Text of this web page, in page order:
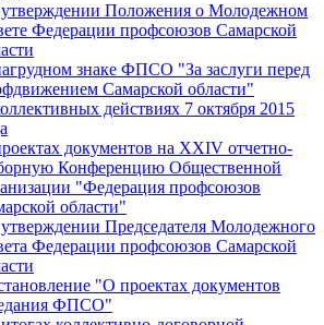
Положения о Молодежном
Федерации профсоюзов Самарской
знаке ФПСО "За заслуги перед
Самарской области"
действиях 7 октября 2015
документов на XXIV отчетно-
Конференцию Общественной
"Федерация профсоюзов
области"
Председателя Молодежного
Федерации профсоюзов Самарской
"О проектах документов
ФПСО"